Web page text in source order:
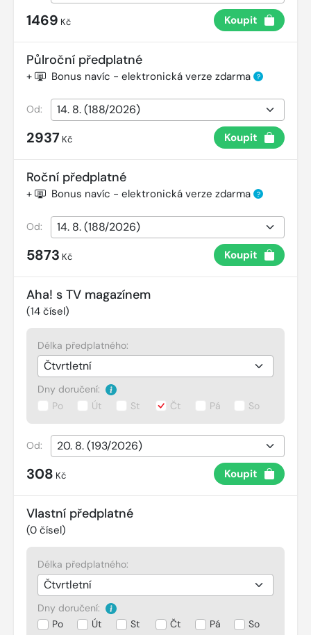
1469 Kč Koupit
Půlroční předplatné
+ Bonus navíc - elektronická verze zdarma ?
Od:
2937 Kč Koupit
Roční předplatné
+ Bonus navíc - elektronická verze zdarma ?
Od:
5873 Kč Koupit
Aha! s TV magazínem
(14 čísel)
Délka předplatného:
Dny doručení:
Po
Út St Čt Pá So
Od:
308 Kč Koupit
Vlastní předplatné
(0 čísel)
Délka předplatného:
Dny doručení:
Po
Út St Čt Pá So